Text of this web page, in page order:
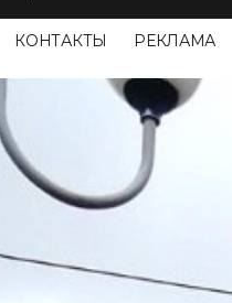
КОНТАКТЫ РЕКЛАМА